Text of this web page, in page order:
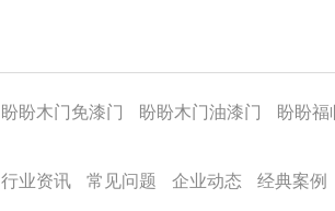
盼盼木门免漆门 盼盼木门油漆门 盼盼福
行业资讯 常见问题 企业动态 经典案例